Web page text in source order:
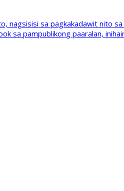
nagsisisi sa pagkakadawit nito sa
sa pampublikong paaralan,